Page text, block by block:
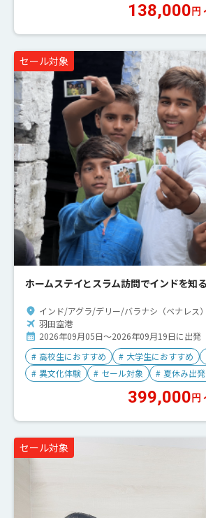
138,000 円
セール対象
ホームステイとスラム訪問でインドを知
インド/アグラ/デリー/バラナシ（ベナレス）
羽田空港
2026年09月05日～2026年09月19日に出発
# 高校生におすすめ # 大学生におすすめ
# 異文化体験 # セール対象 # 夏休み出
399,000 円
セール対象